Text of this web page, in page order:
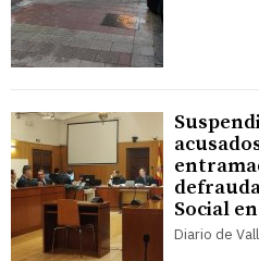
Social
Diario de